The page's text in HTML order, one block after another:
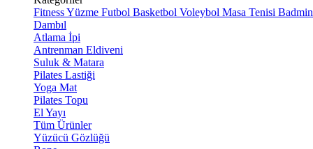
FitnessYüzme Futbol Basketbol Voleybol Masa Tenisi
Dambıl
Atlama İpi
Antrenman Eldiveni
Suluk & Matara
Pilates Lastiği
Yoga Mat
Pilates Topu
El Yayı
Tüm Ürünler
Yüzücü Gözlüğü